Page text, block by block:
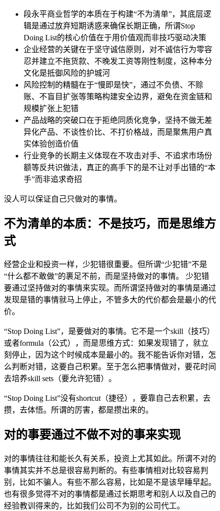
段永平商业哲学的本质在于构建“不为清单”，其底层逻
辑是通过放弃短期诱惑来确保长期正确，所谓Stop
Doing List的核心价值在于用价值观而非技巧驱动决策
企业经营的关键在于坚守诚信原则，对不诚信行为零容
忍并建立不拖货款、不晚发工资等刚性制度，这种本分
文化是抵御风险的护城河
风险控制的精髓在于“慢即是快”，通过不负债、不赊
账、不盲目扩张等策略构建安全边界，避免在资金链和
规模扩张上犯错
产品战略的突破口在于拒绝同质化竞争，坚持不做无差
异化产品、不谈性价比、不打价格战，而是聚焦用户真
实体验创造价值
行业竞争的长期主义体现在不攻击对手、不追求市场份
额等反共识做法，真正的高手下的是不让对手出错的“本
手”而非追求奇招
没人可以保证自己只做对的事情。
不为清单的本质：不是技巧，而是思维方
式
经营企业和投资一样，少犯错很重要。但所谓“少犯错”不是
“什么都不敢做”的裹足不前，而是坚持做对的事情。 少犯错
要通过坚持做对的事情来实现。而所谓坚持做对的事情是通过
发现是错的事情就马上停止，不管多大的代价都会是最小的代
价。
“Stop Doing List”，是要做对的事情。它不是一个skill（技巧）
或者formula（公式），而是思维方式：如果发现错了，就立
刻停止，因为这个时候成本是最小的。我不能告诉你对错，怎
么判断对错，这要自己积累。至于怎么把事情做对，要花时间
去培养skill sets（要允许犯错）。
“Stop Doing List”没有shortcut（捷径），要靠自己去积累，去
攒，去体悟。所谓的厉害，都是攒出来的。
对的事要通过不做不对的事来实现
对的事情往往和能长久有关系，投资上尤其如此。所谓不对的
事情其实并不总是很容易判断的。有些事情相对比较容易判
别，比如不骗人。有些不那么容易，比如是不是该早睡早起。
也有很多觉得不对的事情都是通过长期思考和别人以及自己的
经验教训得来的，比如我们公司不为别的公司代工。